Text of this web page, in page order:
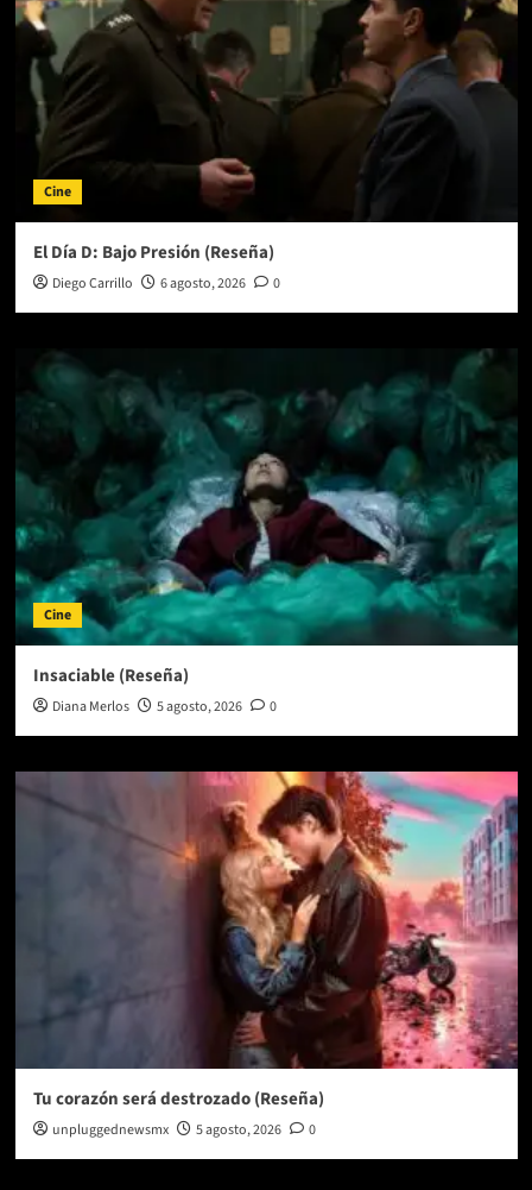
Cine
El Día D: Bajo Presión (Reseña)
Diego Carrillo 6 agosto, 2026 0
Cine
Insaciable (Reseña)
Diana Merlos 5 agosto, 2026 0
Tu corazón será destrozado (Reseña)
unpluggednewsmx 5 agosto, 2026 0